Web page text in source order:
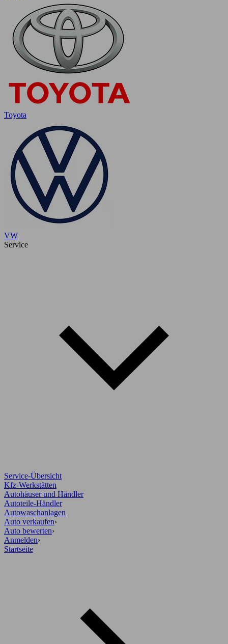
Toyota
VW
Service
Service-Übersicht
Kfz-Werkstätten
Autohäuser und Händler
Autoteile-Händler
Autowaschanlagen
Auto verkaufen›
Auto bewerten›
Anmelden›
Startseite